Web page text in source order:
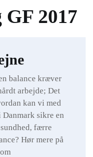
2017
balance kræver
arbejde; Det
kan vi med
sikre en
færre
Hør mere på